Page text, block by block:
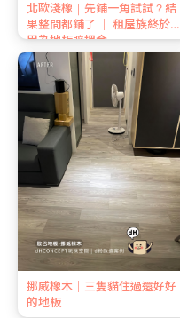
北歐淺橡｜先鋪一角試試？結
果整間都鋪了 ｜ 租屋族終於不
用為地板賠押金
挪威橡木｜三隻貓住過還好好
的地板